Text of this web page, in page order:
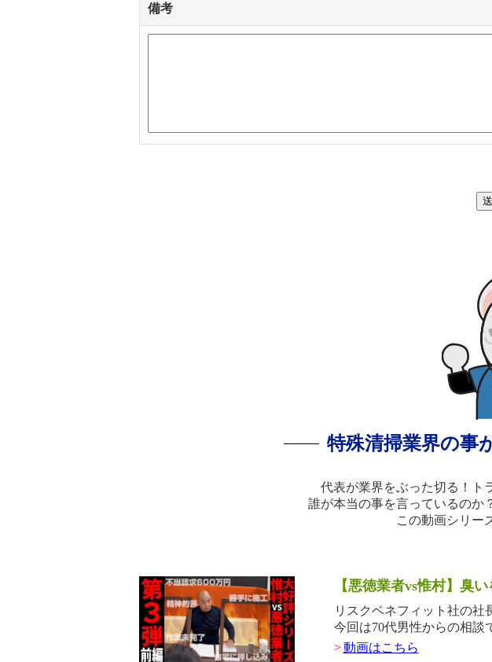
備考
特殊清掃業界の事
代表が業界をぶった切る！
ト
誰が本当の事を言っているのか
この動画シリー
【悪徳業者vs惟村】臭
リスクベネフィット社の社
今回は70代男性からの相談
> 動画はこちら